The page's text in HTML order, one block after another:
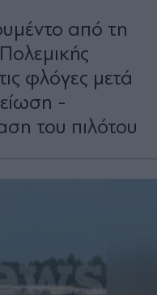
από τη
φλόγες μετά
-
του πιλότου